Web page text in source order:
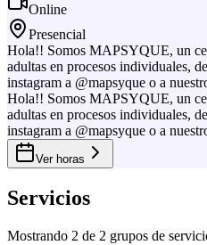
Online
Presencial
Hola!! Somos MAPSYQUE, un
adultas en procesos individuales,
instagram a @mapsyque o a
Hola!! Somos MAPSYQUE, un
adultas en procesos individuales,
instagram a @mapsyque o a
Ver horas
Servicios
Mostrando 2 de 2 grupos de